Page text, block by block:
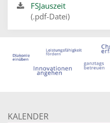
FSJauszeit
(.pdf-Datei)
KALENDER